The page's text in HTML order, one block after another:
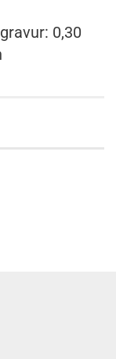
0,30